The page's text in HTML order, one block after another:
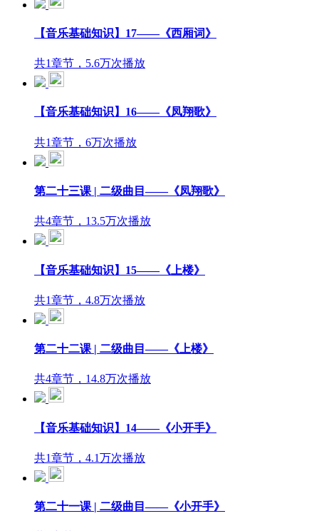
【音乐基础知识】17——《西厢词》
共1章节，5.6万次播放
【音乐基础知识】16——《凤翔歌》
共1章节，6万次播放
第二十三课 | 二级曲目——《凤翔歌》
共4章节，13.5万次播放
【音乐基础知识】15——《上楼》
共1章节，4.8万次播放
第二十二课 | 二级曲目——《上楼》
共4章节，14.8万次播放
【音乐基础知识】14——《小开手》
共1章节，4.1万次播放
第二十一课 | 二级曲目——《小开手》